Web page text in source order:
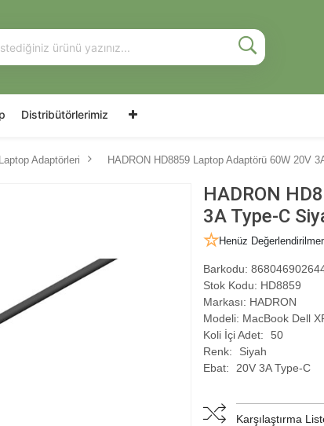
Distribütörlerimiz
Adaptörleri HADRON HD8859 Laptop Adaptörü 60W 20V
HADRON
3A Type-C
Henüz
Barkodu:
Stok Kodu: HD8859
Markası: HADRON
Modeli: MacBook Dell
Koli İçi Adet:
50
Renk:
Siyah
Ebat:
20V 3A Type-C
Karşılaştırma